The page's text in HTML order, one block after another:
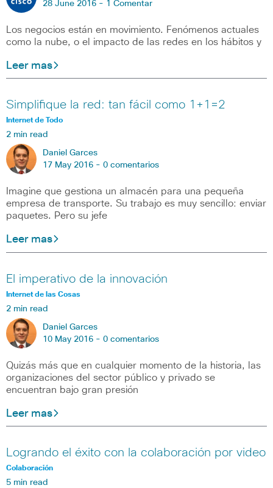
28 June 2016 - 1 Comentar
Los negocios están en movimiento. Fenómenos actuales
como la nube, o el impacto de las redes en los hábitos y
Leer mas
Simplifique la red: tan fácil como 1+1=2
Internet de Todo
2 min read
Daniel Garces
17 May 2016 - 0 comentarios
Imagine que gestiona un almacén para una pequeña
empresa de transporte. Su trabajo es muy sencillo: enviar
paquetes. Pero su jefe
Leer mas
El imperativo de la innovación
Internet de las Cosas
2 min read
Daniel Garces
10 May 2016 - 0 comentarios
Quizás más que en cualquier momento de la historia, las
organizaciones del sector público y privado se
encuentran bajo gran presión
Leer mas
Logrando el éxito con la colaboración por video
Colaboración
5 min read